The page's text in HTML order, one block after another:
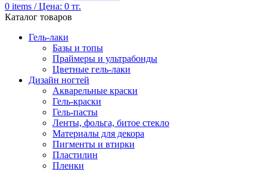
0 items / Цена: 0 тг.
Каталог товаров
Гель-лаки
Базы и топы
Праймеры и ультрабонды
Цветные гель-лаки
Дизайн ногтей
Акварельные краски
Гель-краски
Гель-пасты
Ленты, фольга, битое стекло
Материалы для декора
Пигменты и втирки
Пластилин
Пленки